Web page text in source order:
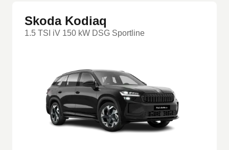
Skoda Kodiaq
1.5 TSI iV 150 kW DSG Sportline